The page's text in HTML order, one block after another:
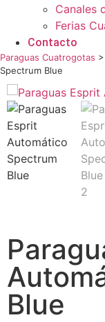
Canales
Ferias
Contacto
Paraguas Cuatrogotas >
Spectrum Blue
Blue